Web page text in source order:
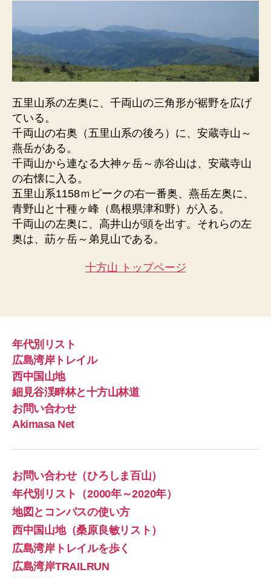
五里山系の左奥に、千両山の三角形が裾野を広げ
ている。
千両山の右奥（五里山系の後ろ）に、安蔵寺山～
燕岳がある。
千両山から連なる大神ヶ岳～赤谷山は、安蔵寺山
の右懐に入る。
五里山系1158ｍピークの右一番奥、燕岳左奥に、
青野山と十種ヶ峰（島根県津和野）が入る。
千両山の左奥に、高井山が頭を出す。それらの左
奥は、莇ヶ岳～弟見山である。
十方山 トップページ
年代別リスト
広島湾岸トレイル
西中国山地
細見谷渓畔林と十方山林道
お問い合わせ
Akimasa Net
お問い合わせ（ひろしま百山）
年代別リスト（2000年～2020年）
地図とコンパスの使い方
西中国山地（桑原良敏リスト）
広島湾岸トレイルを歩く
広島湾岸TRAILRUN